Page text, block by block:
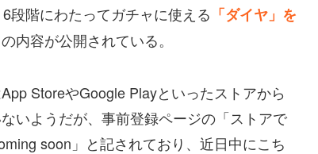
段階にわたってガチャに使える 「ダイヤ」を
の内容が公開されている。
StoreやGoogle Playといったストアから
いようだが、事前登録ページの「ストアで
soon」と記されており、近日中にこち